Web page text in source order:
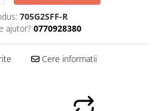
705G2SFF-R
ajutor? 0770928380
Cere informatii